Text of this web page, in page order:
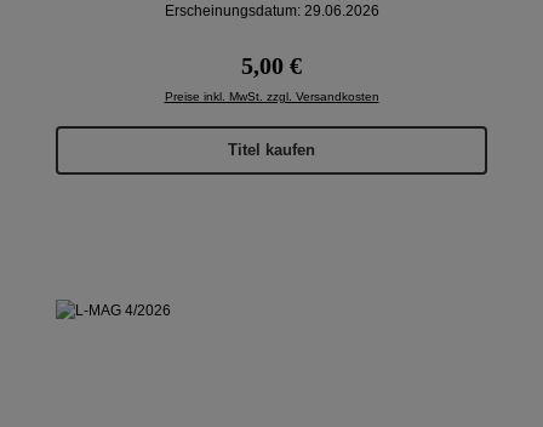
Erscheinungsdatum: 29.06.2026
Regulärer Preis:
5,00 €
Preise inkl. MwSt. zzgl. Versandkosten
Titel kaufen